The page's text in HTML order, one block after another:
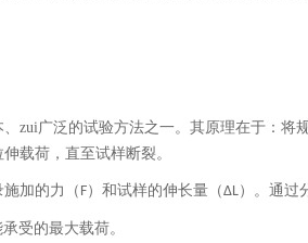
zui广泛的试验方法之一。其原理在于：将
载荷，直至试样断裂。
加的力（ F）和试样的伸长量（ΔL）。通过
受的最大载荷。